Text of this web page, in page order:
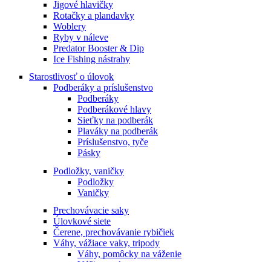
Jigové hlavičky
Rotačky a plandavky
Woblery
Ryby v náleve
Predator Booster & Dip
Ice Fishing nástrahy
Starostlivosť o úlovok
Podberáky a príslušenstvo
Podberáky
Podberákové hlavy
Sieťky na podberák
Plaváky na podberák
Príslušenstvo, tyče
Pásky
Podložky, vaničky
Podložky
Vaničky
Prechovávacie saky
Úlovkové siete
Čerene, prechovávanie rybičiek
Váhy, vážiace vaky, tripody
Váhy, pomôcky na váženie